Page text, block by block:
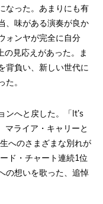
なった。あまりにも有
、味がある演奏が良か
ォンヤが完全に自分
の見応えがあった。ま
背負い、新しい世代に
。
ンへと戻した。「It’s
ライア・キャリーと
へのさまざまな別れが
ド・チャート連続1位
の想いを歌った、追悼